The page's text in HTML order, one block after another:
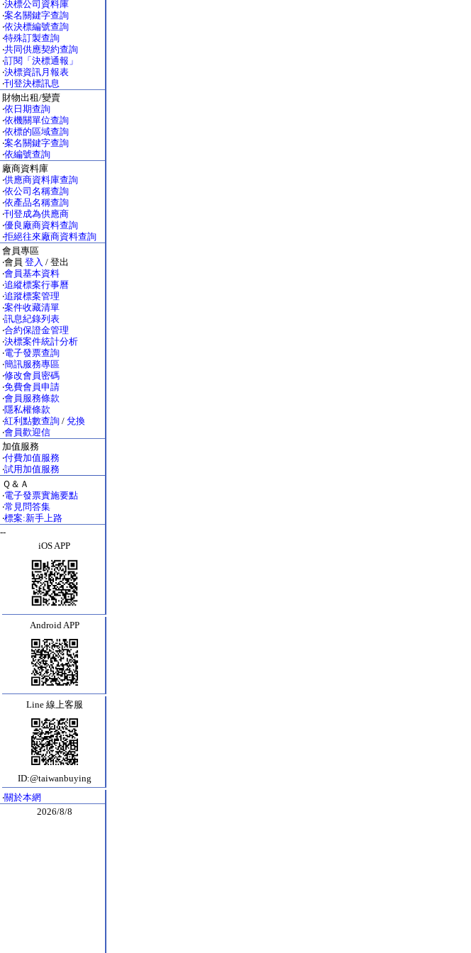
‧決標公司資料庫
‧案名關鍵字查詢
‧依決標編號查詢
‧特殊訂製查詢
‧共同供應契約查詢
‧訂閱「決標通報」
‧決標資訊月報表
‧刊登決標訊息
財物出租/變賣
‧依日期查詢
‧依機關單位查詢
‧依標的區域查詢
‧案名關鍵字查詢
‧依編號查詢
廠商資料庫
‧供應商資料庫查詢
‧依公司名稱查詢
‧依產品名稱查詢
‧刊登成為供應商
‧優良廠商資料查詢
‧拒絕往來廠商資料查詢
會員專區
‧會員 登入 / 登出
‧會員基本資料
‧追縱標案行事曆
‧追蹤標案管理
‧案件收藏清單
‧訊息紀錄列表
‧合約保證金管理
‧決標案件統計分析
‧電子發票查詢
‧簡訊服務專區
‧修改會員密碼
‧免費會員申請
‧會員服務條款
‧隱私權條款
‧紅利點數查詢 / 兌換
‧會員歡迎信
加值服務
‧付費加值服務
‧試用加值服務
Ｑ＆Ａ
‧電子發票實施要點
‧常見問答集
‧標案:新手上路
--
iOS APP
Android APP
Line 線上客服
ID:@taiwanbuying
‧關於本網
2026/8/8